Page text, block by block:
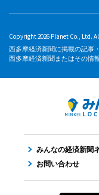
Copyright 2026 Planet Co., Ltd.
西多摩経済新聞に掲載の記事
西多摩経済新聞またはその情
みんなの経済新聞
お問い合わせ